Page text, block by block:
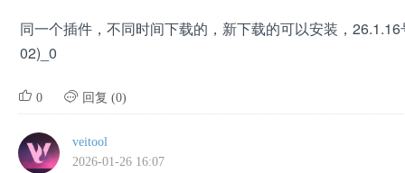
同一个插件，不同时间下载的，新下载的可以安装，
02)_0
 0  回复 (0)
veitool
2026-01-26 16:07